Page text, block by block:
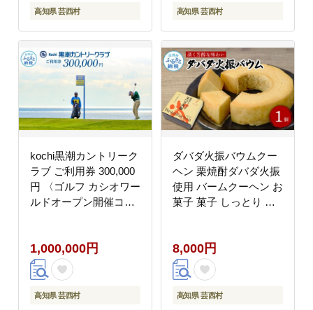
高知県 芸西村 高知県 芸西村
kochi黒潮カントリーク
ラブ ご利用券 300,000
円 〈ゴルフ カシオワー
ルドオープン開催コー
ト ゴルフチケット プレ
ー券 人気
1,000,000円
高知県 芸西村
ダバダ火振バウムクー
ヘン 栗焼酎ダバダ火振
使用 バームクーヘン お
菓子 菓子 しっとり 大
県 高知 返礼品
8,000円
高知県 芸西村